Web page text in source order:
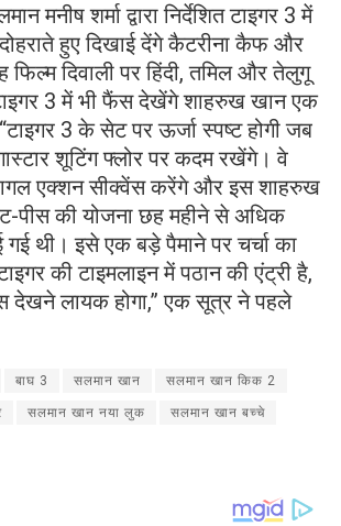
मनीष शर्मा द्वारा निर्देशित टाइगर 3 में
हुए दिखाई देंगे कैटरीना कैफ और
फिल्म दिवाली पर हिंदी, तमिल और तेलुगू
3 में भी फैंस देखेंगे शाहरुख खान एक
3 के सेट पर ऊर्जा स्पष्ट होगी जब
शूटिंग फ्लोर पर कदम रखेंगे। वे
एक्शन सीक्वेंस करेंगे और इस शाहरुख
की योजना छह महीने से अधिक
थी। इसे एक बड़े पैमाने पर चर्चा का
की टाइमलाइन में पठान की एंट्री है,
देखने लायक होगा,” एक सूत्र ने पहले
बाघ 3 सलमान खान सलमान खान किक 2
सलमान खान नया लुक सलमान खान बच्चे